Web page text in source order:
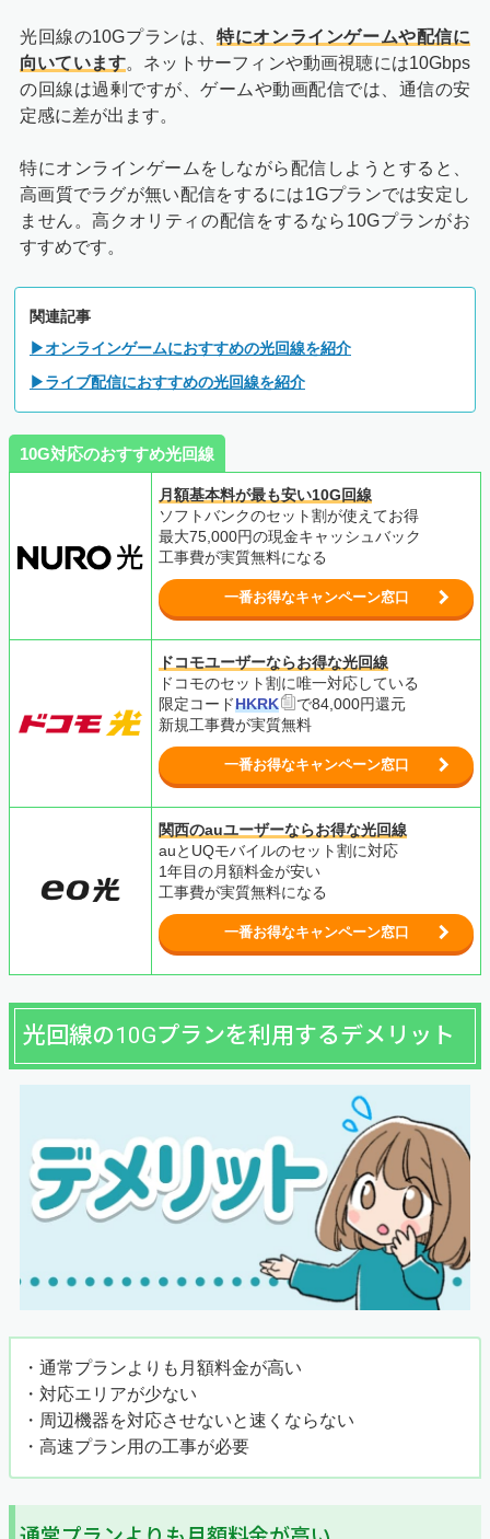
光回線の10Gプランは、特にオンラインゲームや配信に
向いています。ネットサーフィンや動画視聴には10Gbps
の回線は過剰ですが、ゲームや動画配信では、通信の安
定感に差が出ます。
特にオンラインゲームをしながら配信しようとすると、
高画質でラグが無い配信をするには1Gプランでは安定し
ません。高クオリティの配信をするなら10Gプランがお
すすめです。
関連記事
▶オンラインゲームにおすすめの光回線を紹介
▶ライブ配信におすすめの光回線を紹介
10G対応のおすすめ光回線
月額基本料が最も安い10G回線
ソフトバンクのセット割が使えてお得
最大75,000円の現金キャッシュバック
工事費が実質無料になる
一番お得なキャンペーン窓口
ドコモユーザーならお得な光回線
ドコモのセット割に唯一対応している
限定コードHKRK
で84,000円還元
新規工事費が実質無料
一番お得なキャンペーン窓口
関西のauユーザーならお得な光回線
auとUQモバイルのセット割に対応
1年目の月額料金が安い
工事費が実質無料になる
一番お得なキャンペーン窓口
光回線の10Gプランを利用するデメリット
・通常プランよりも月額料金が高い
・対応エリアが少ない
・周辺機器を対応させないと速くならない
・高速プラン用の工事が必要